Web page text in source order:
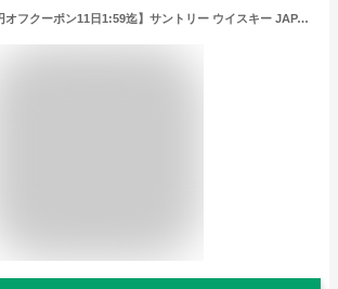
【最大2000円オフクーポン11日1:59迄】サントリー ウイスキー JAPANESE HARMONY 響 43度 700ml (ギフト対応可能)